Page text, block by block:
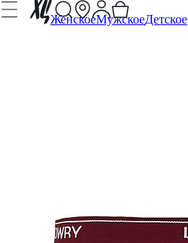
ЖенскоеМужскоеДетское